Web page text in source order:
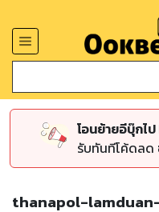
โอนย้ายอีบุ๊กไ
รับทันทีโค้ดลด
thanapol-